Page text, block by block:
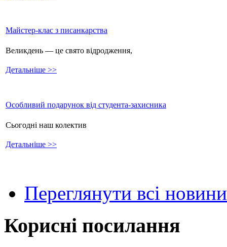
Майстер-клас з писанкарства
Великдень — це свято відродження,
Детальніше >>
Особливий подарунок від студента-захисника
Сьогодні наш колектив
Детальніше >>
Переглянути всі новини
Корисні посилання